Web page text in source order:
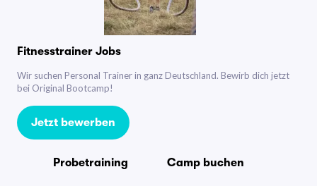
Fitnesstrainer Jobs
Wir suchen Personal Trainer in ganz Deutschland. Bewirb dich jetzt
bei Original Bootcamp!
Jetzt bewerben
Probetraining Camp buchen